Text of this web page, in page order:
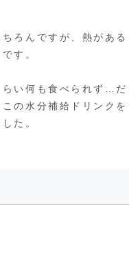
ろんですが、熱がある
す。
い何も食べられず…だ
の水分補給ドリンクを
た。